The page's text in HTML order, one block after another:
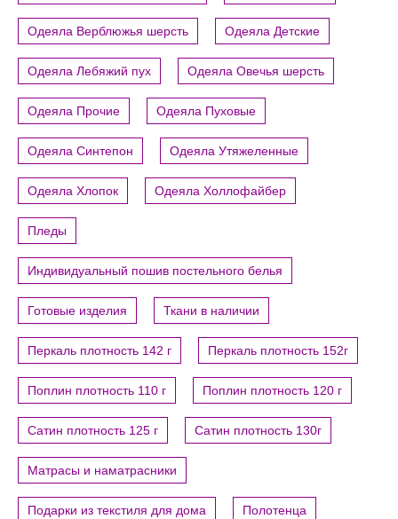
Одеяла Верблюжья шерсть Одеяла Детские
Одеяла Лебяжий пух Одеяла Овечья шерсть
Одеяла Прочие Одеяла Пуховые
Одеяла Синтепон Одеяла Утяжеленные
Одеяла Хлопок Одеяла Холлофайбер
Пледы
Индивидуальный пошив постельного белья
Готовые изделия Ткани в наличии
Перкаль плотность 142 г Перкаль плотность 152г
Поплин плотность 110 г Поплин плотность 120 г
Сатин плотность 125 г Сатин плотность 130г
Матрасы и наматрасники
Подарки из текстиля для дома Полотенца